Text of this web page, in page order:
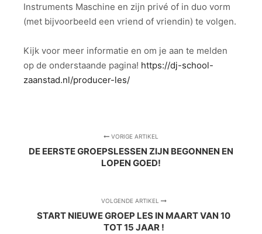
Instruments Maschine en zijn privé of in duo vorm
(met bijvoorbeeld een vriend of vriendin) te volgen.
Kijk voor meer informatie en om je aan te melden
op de onderstaande pagina! https://dj-school-
zaanstad.nl/producer-les/
VORIGE ARTIKEL
DE EERSTE GROEPSLESSEN ZIJN BEGONNEN EN
LOPEN GOED!
VOLGENDE ARTIKEL
START NIEUWE GROEP LES IN MAART VAN 10
TOT 15 JAAR !